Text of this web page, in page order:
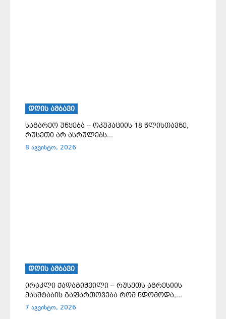
ᲓᲦᲘᲡ ᲐᲛᲑᲐᲕᲘ
საგარეო უწყება – ოკუპაციის 18 წლისთავზე,
რუსეთი არ ასრულებს...
8 აგვისტო, 2026
ᲓᲦᲘᲡ ᲐᲛᲑᲐᲕᲘ
ირაკლი ქადაგიშვილი – რუსეთს აგრესიის
მასშტაბის გაფართოვება რომ ნდომოდა,...
7 აგვისტო, 2026